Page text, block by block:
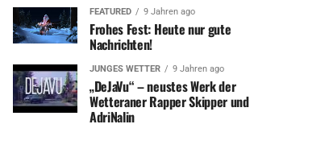
FEATURED 9 Jahren ago
Frohes Fest: Heute nur gute
Nachrichten!
JUNGES WETTER 9 Jahren ago
„DeJaVu“ – neustes Werk der
Wetteraner Rapper Skipper und
AdriNalin